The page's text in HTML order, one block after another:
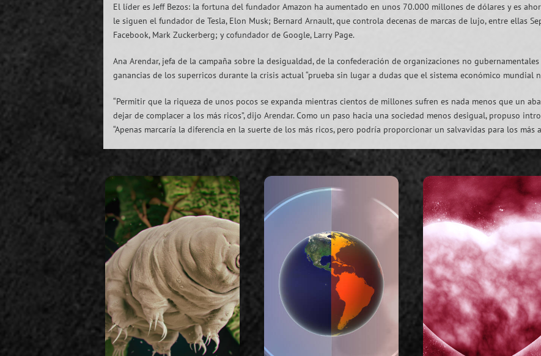
El líder es Jeff Bezos: la fortuna del fundador Amazon ha aumentado en unos 70.000 millones de dólares y es
le siguen el fundador de Tesla, Elon Musk; Bernard Arnault, que controla decenas de marcas de lujo, entre ellas
Facebook, Mark Zuckerberg; y cofundador de Google, Larry Page.
Ana Arendar, jefa de la campaña sobre la desigualdad, de la confederación de organizaciones no
ganancias de los superricos durante la crisis actual “prueba sin lugar a dudas que el sistema económico mundial
“Permitir que la riqueza de unos pocos se expanda mientras cientos de millones sufren es nada menos que un
dejar de complacer a los más ricos”, dijo Arendar. Como un paso hacia una sociedad menos desigual, propuso
“Apenas marcaría la diferencia en la suerte de los más ricos, pero podría proporcionar un salvavidas para los más